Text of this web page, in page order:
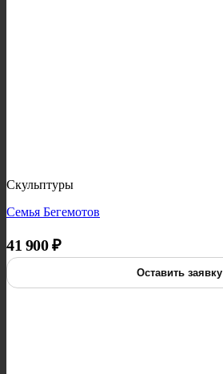
Скульптуры
Семья Бегемотов
41 900₽
Оставить заявку